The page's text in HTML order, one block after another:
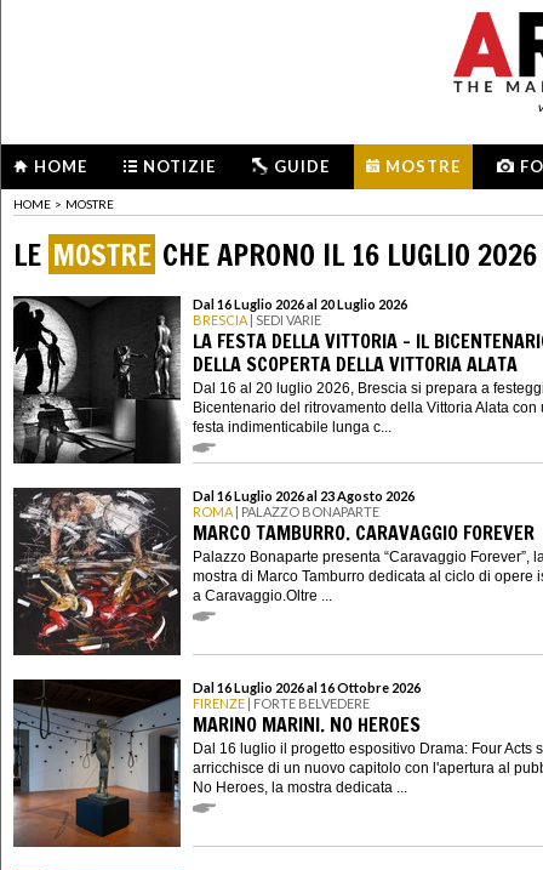
HOME NOTIZIE GUIDE MOSTRE
HOME > MOSTRE
LE MOSTRE CHE APRONO IL 16 LUGLIO 2026
Dal 16 Luglio 2026 al 20 Luglio 2026
BRESCIA | SEDI VARIE
LA FESTA DELLA VITTORIA – IL
DELLA SCOPERTA DELLA VITTORIA ALATA
Dal 16 al 20 luglio 2026, Brescia si prepara a
Bicentenario del ritrovamento della Vittoria Alata con
festa indimenticabile lunga c...
Dal 16 Luglio 2026 al 23 Agosto 2026
ROMA | PALAZZO BONAPARTE
MARCO TAMBURRO. CARAVAGGIO FOREVER
Palazzo Bonaparte presenta “Caravaggio Forever”,
mostra di Marco Tamburro dedicata al ciclo di opere
a Caravaggio.Oltre ...
Dal 16 Luglio 2026 al 16 Ottobre 2026
FIRENZE | FORTE BELVEDERE
MARINO MARINI. NO HEROES
Dal 16 luglio il progetto espositivo Drama: Four Acts
arricchisce di un nuovo capitolo con l'apertura al
No Heroes, la mostra dedicata ...